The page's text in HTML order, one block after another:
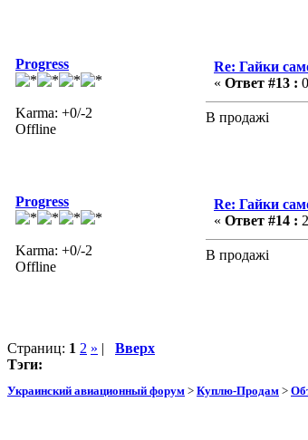
Progress
Karma: +0/-2
Offline
Re: Гайки
« Ответ #13 :
В продажі
Progress
Karma: +0/-2
Offline
Re: Гайки
« Ответ #14 :
В продажі
Страниц: 1 2 » | Вверх
Тэги:
Украинский авиационный форум > Куплю-Продам >